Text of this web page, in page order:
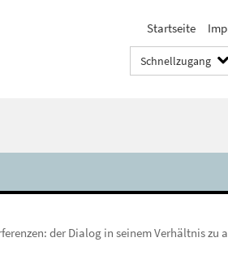
Startseite
Schnellzugang
der Dialog in seinem Verhältnis zu